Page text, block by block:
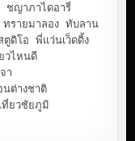
ชญาภาไดอารี่
ทรายมาลอง ทับลาน
ตูดิโอ
พี่แว่นเว็ดดิ้ง
วไหนดี
า
นต่างชาติ
เที่ยวชัยภูมิ